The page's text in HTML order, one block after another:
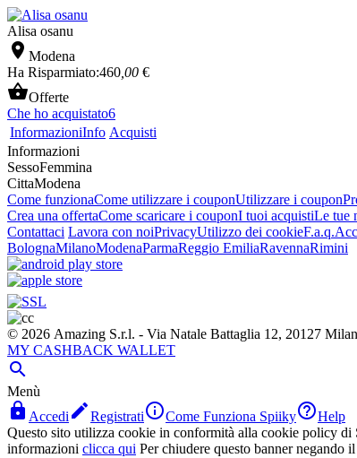
Alisa osanu
 Modena
Ha Risparmiato:460 ,00 €
Offerte
Che ho acquistato6
InformazioniInfo Acquisti
Informazioni
SessoFemmina
CittaModena
Come funzionaCome utilizzare i couponUtilizzare i coupon
Crea una offertaCome scaricare i couponI tuoi acquistiLe tue
Contattaci Lavora con noiPrivacyUtilizzo dei cookieF.a.q.
BolognaMilanoModenaParmaReggio EmiliaRavennaRimini
© 2026 Amazing S.r.l. - Via Natale Battaglia 12, 20127
MY CASHBACK WALLET

Menù
 Accedi RegistratiCome Funziona SpiikyHelp
Questo sito utilizza cookie in conformità alla cookie policy di
informazioni clicca qui Per chiudere questo banner negando